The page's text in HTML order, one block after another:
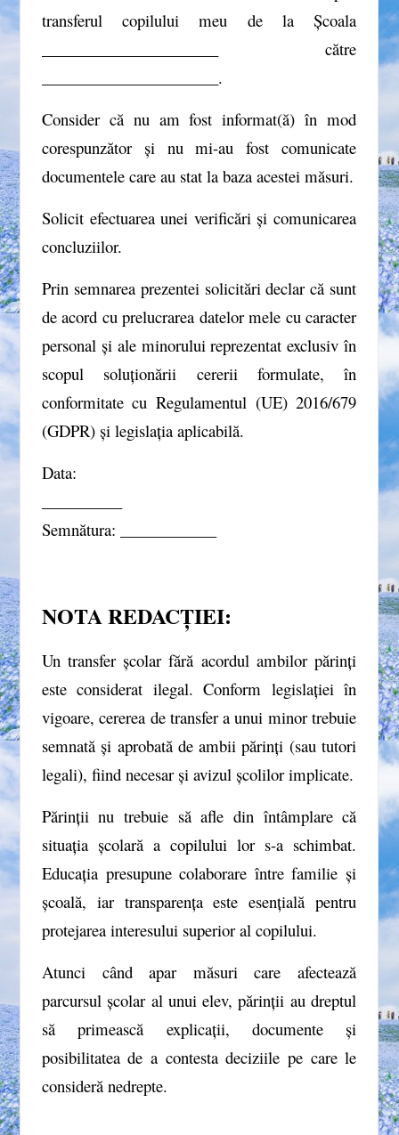
transferul copilului meu de la Școala
______________________ către
______________________.
Consider că nu am fost informat(ă) în mod
corespunzător și nu mi-au fost comunicate
documentele care au stat la baza acestei măsuri.
Solicit efectuarea unei verificări și comunicarea
concluziilor.
Prin semnarea prezentei solicitări declar că sunt
de acord cu prelucrarea datelor mele cu caracter
personal și ale minorului reprezentat exclusiv în
scopul soluționării cererii formulate, în
conformitate cu Regulamentul (UE) 2016/679
(GDPR) și legislația aplicabilă.
Data:
Semnătura: ____________
NOTA REDACȚIEI:
Un transfer școlar fără acordul ambilor părinți
este considerat ilegal. Conform legislației în
vigoare, cererea de transfer a unui minor trebuie
semnată și aprobată de ambii părinți (sau tutori
legali), fiind necesar și avizul școlilor implicate.
Părinții nu trebuie să afle din întâmplare că
situația școlară a copilului lor s-a schimbat.
Educația presupune colaborare între familie și
școală, iar transparența este esențială pentru
protejarea interesului superior al copilului.
Atunci când apar măsuri care afectează
parcursul școlar al unui elev, părinții au dreptul
să primească explicații, documente și
posibilitatea de a contesta deciziile pe care le
consideră nedrepte.